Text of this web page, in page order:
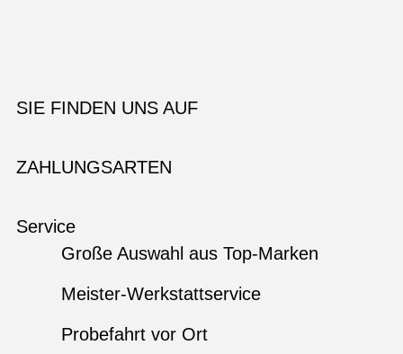
SIE FINDEN UNS AUF
ZAHLUNGSARTEN
Service
Große Auswahl aus Top-Marken
Meister-Werkstattservice
Probefahrt vor Ort